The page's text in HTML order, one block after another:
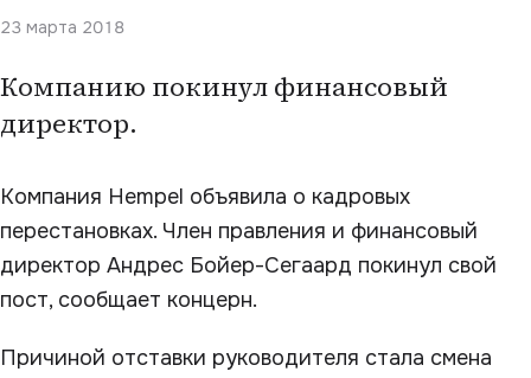
23 марта 2018
Компанию покинул финансовый
директор.
Компания Hempel объявила о кадровых
перестановках. Член правления и финансовый
директор Андрес Бойер-Сегаард покинул свой
пост, сообщает концерн.
Причиной отставки руководителя стала смена